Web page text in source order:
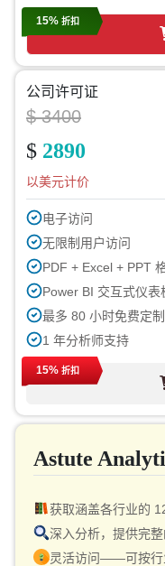
15% 折扣
公司许可证
$ 3400
$ 2890
以美元计价
电子访问
无限制用户访问
PDF + Excel + PPT
Power BI 交互式仪表
最多 80 小时免费定制
1 年分析师支持
下一周期免费报告更新
免费行业动态更新（
购买后最高可享 40%
15% 折扣
Astute
获取涵盖各行业的
深入分析，提供完
灵活访问——可按行